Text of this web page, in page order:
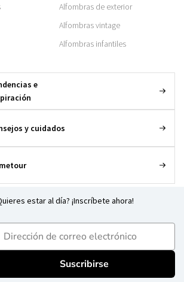
Alfombras de exterior
Alfombras vintage
Alfombras infantiles
e
y cuidados
estar al día? ¡Inscríbete ahora!
mailadres
Suscribirse